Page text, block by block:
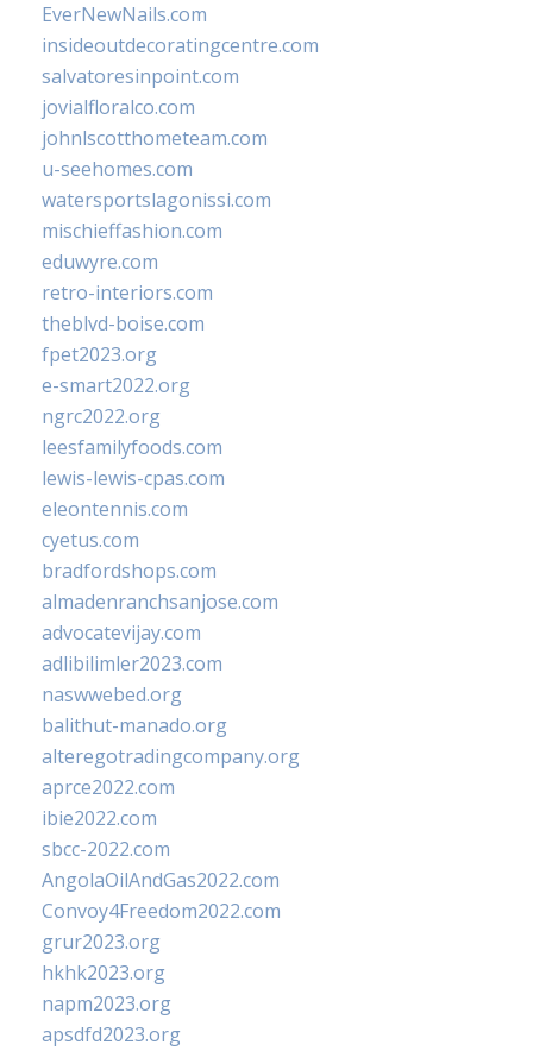
EverNewNails.com
insideoutdecoratingcentre.com
salvatoresinpoint.com
jovialfloralco.com
johnlscotthometeam.com
u-seehomes.com
watersportslagonissi.com
mischieffashion.com
eduwyre.com
retro-interiors.com
theblvd-boise.com
fpet2023.org
e-smart2022.org
ngrc2022.org
leesfamilyfoods.com
lewis-lewis-cpas.com
eleontennis.com
cyetus.com
bradfordshops.com
almadenranchsanjose.com
advocatevijay.com
adlibilimler2023.com
naswwebed.org
balithut-manado.org
alteregotradingcompany.org
aprce2022.com
ibie2022.com
sbcc-2022.com
AngolaOilAndGas2022.com
Convoy4Freedom2022.com
grur2023.org
hkhk2023.org
napm2023.org
apsdfd2023.org